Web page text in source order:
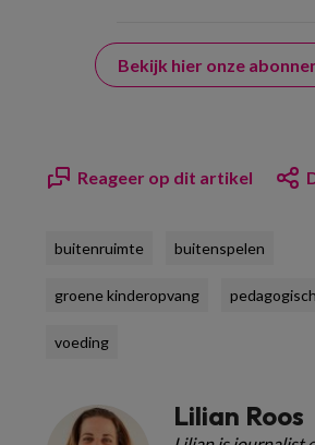
Bekijk hier onze
Reageer op dit artikel
buitenruimte buitenspelen
groene kinderopvang
voeding
Lilian Roos